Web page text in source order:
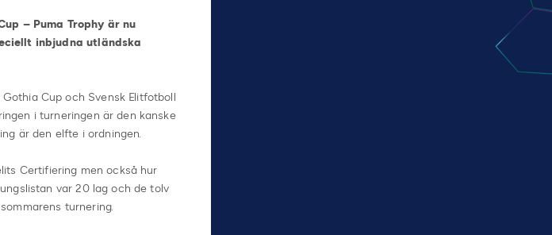
– Puma Trophy är nu
inbjudna utländska
Cup och Svensk Elitfotboll
i turneringen är den kanske
är den elfte i ordningen.
Certifiering men också hur
var 20 lag och de tolv
turnering.